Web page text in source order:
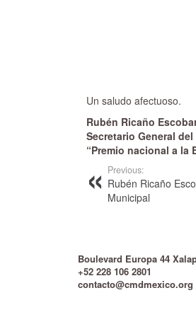
Un saludo afectuoso.
Rubén Ricaño
Secretario General del
“Premio nacional a la
Previous:
Rubén Ricaño
Municipal
Boulevard Europa 44
+52 228 106 2801
contacto@cmdmexico.org